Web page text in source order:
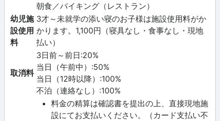
朝食／バイキング（レストラン）
幼児施
設使用
料
3才～未就学の添い寝のお子様は施設使用料がか
かります。1,100円（寝具なし・食事なし・現地
払い）
取消料
3日前～前日:20%
当日（午前中）:50%
当日（12時以降）:100%
不泊（連絡なし）:100%
料金の精算は確認書を提出の上、直接現地施
設にてお支払いください。（カード支払い不